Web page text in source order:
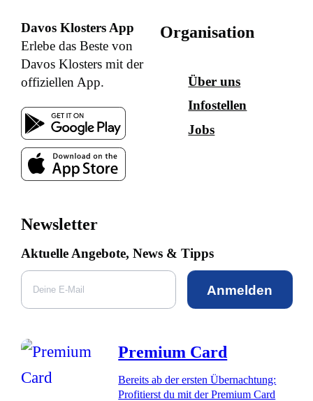
Davos Klosters App
Erlebe das Beste von
Davos Klosters mit der
offiziellen App.
Organisation
Über uns
Infostellen
Jobs
Newsletter
Aktuelle Angebote, News & Tipps
Anmelden
Premium Card
Bereits ab der ersten Übernachtung:
Profitierst du mit der Premium Card